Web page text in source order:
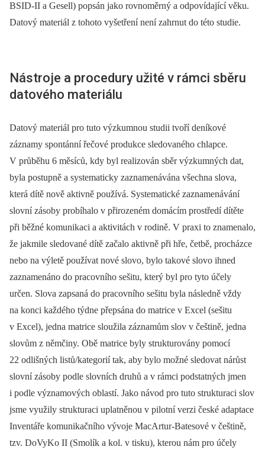
BSID-II a Gesell) popsán jako rovnoměrný a odpovídající věku.
Datový materiál z tohoto vyšetření není zahrnut do této studie.
Nástroje a procedury užité v rámci sběru
datového materiálu
Datový materiál pro tuto výzkumnou studii tvoří deníkové
záznamy spontánní řečové produkce sledovaného chlapce.
V průběhu 6 měsíců, kdy byl realizován sběr výzkumných dat,
byla postupně a systematicky zaznamenávána všechna slova,
která dítě nově aktivně používá. Systematické zaznamenávání
slovní zásoby probíhalo v přirozeném domácím prostředí dítěte
při běžné komunikaci a aktivitách v rodině. V praxi to znamenalo,
že jakmile sledované dítě začalo aktivně při hře, četbě, procházce
nebo na výletě používat nové slovo, bylo takové slovo ihned
zaznamenáno do pracovního sešitu, který byl pro tyto účely
určen. Slova zapsaná do pracovního sešitu byla následně vždy
na konci každého týdne přepsána do matrice v Excel (sešitu
v Excel), jedna matrice sloužila záznamům slov v češtině, jedna
slovům z němčiny. Obě matrice byly strukturovány pomocí
22 odlišných listů/kategorií tak, aby bylo možné sledovat nárůst
slovní zásoby podle slovních druhů a v rámci podstatných jmen
i podle významových oblastí. Jako návod pro tuto strukturaci slov
jsme využily strukturaci uplatněnou v pilotní verzi české adaptace
Inventáře komunikačního vývoje MacArtur-Batesové v češtině,
tzv. DoVyKo II (Smolík a kol. v tisku), kterou nám pro účely